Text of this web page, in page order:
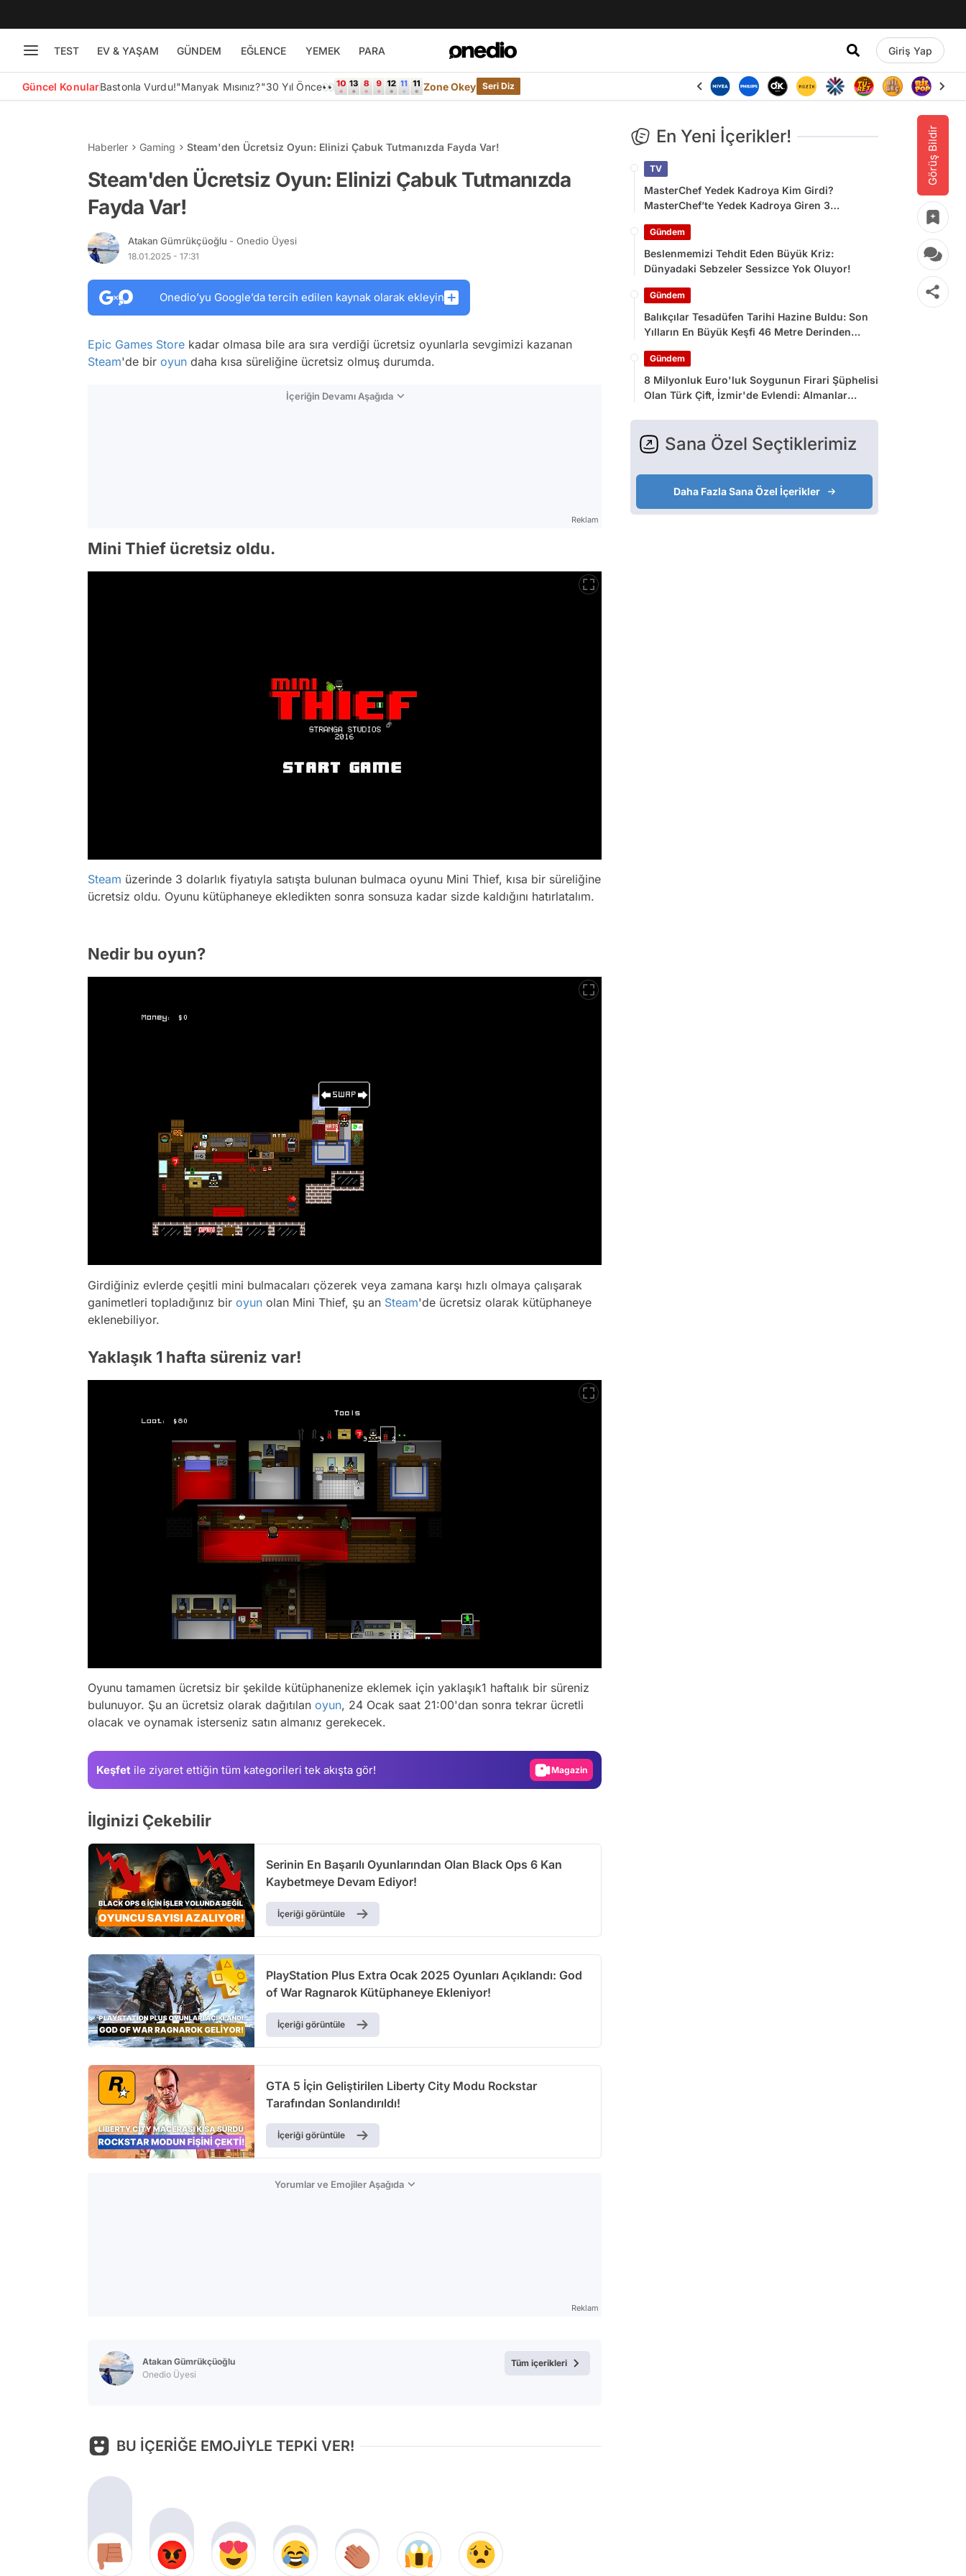
TEST EV & YAŞAM GÜNDEM EĞLENCE YEMEK PARA Giriş Yap
Güncel KonularBastonla Vurdu!"Manyak Mısınız?"30 Yıl Önce👀 Zone Okey Seri Diz
Görüş Bildir
Haberler Gaming Steam'den Ücretsiz Oyun: Elinizi Çabuk Tutmanızda Fayda Var!
Steam'den Ücretsiz Oyun: Elinizi Çabuk Tutmanızda
Fayda Var!
Atakan Gümrükçüoğlu - Onedio Üyesi
18.01.2025 - 17:31
Onedio’yu Google’da tercih edilen kaynak olarak ekleyin
Epic Games Store kadar olmasa bile ara sıra verdiği ücretsiz oyunlarla sevgimizi kazanan
Steam'de bir oyun daha kısa süreliğine ücretsiz olmuş durumda.
İçeriğin Devamı Aşağıda
Reklam
Mini Thief ücretsiz oldu.
Steam üzerinde 3 dolarlık fiyatıyla satışta bulunan bulmaca oyunu Mini Thief, kısa bir süreliğine
ücretsiz oldu. Oyunu kütüphaneye ekledikten sonra sonsuza kadar sizde kaldığını hatırlatalım.
Nedir bu oyun?
Girdiğiniz evlerde çeşitli mini bulmacaları çözerek veya zamana karşı hızlı olmaya çalışarak
ganimetleri topladığınız bir oyun olan Mini Thief, şu an Steam'de ücretsiz olarak kütüphaneye
eklenebiliyor.
Yaklaşık 1 hafta süreniz var!
Oyunu tamamen ücretsiz bir şekilde kütüphanenize eklemek için yaklaşık1 haftalık bir süreniz
bulunuyor. Şu an ücretsiz olarak dağıtılan oyun, 24 Ocak saat 21:00'dan sonra tekrar ücretli
olacak ve oynamak isterseniz satın almanız gerekecek.
Keşfet ile ziyaret ettiğin tüm kategorileri tek akışta gör!
Video
Magazin
Video
İlginizi Çekebilir
Serinin En Başarılı Oyunlarından Olan Black Ops 6 Kan
Kaybetmeye Devam Ediyor!
İçeriği görüntüle
PlayStation Plus Extra Ocak 2025 Oyunları Açıklandı: God
of War Ragnarok Kütüphaneye Ekleniyor!
İçeriği görüntüle
GTA 5 İçin Geliştirilen Liberty City Modu Rockstar
Tarafından Sonlandırıldı!
İçeriği görüntüle
Yorumlar ve Emojiler Aşağıda
Reklam
Atakan Gümrükçüoğlu
Onedio Üyesi
Tüm içerikleri
BU İÇERİĞE EMOJİYLE TEPKİ VER!
En Yeni İçerikler!
TV
MasterChef Yedek Kadroya Kim Girdi?
MasterChef’te Yedek Kadroya Giren 3
Gündem
Beslenmemizi Tehdit Eden Büyük Kriz:
Dünyadaki Sebzeler Sessizce Yok Oluyor!
Gündem
Balıkçılar Tesadüfen Tarihi Hazine Buldu: Son
Yılların En Büyük Keşfi 46 Metre Derinden
Gündem
8 Milyonluk Euro'luk Soygunun Firari Şüphelisi
Olan Türk Çift, İzmir'de Evlendi: Almanlar
Sana Özel Seçtiklerimiz
Daha Fazla Sana Özel İçerikler